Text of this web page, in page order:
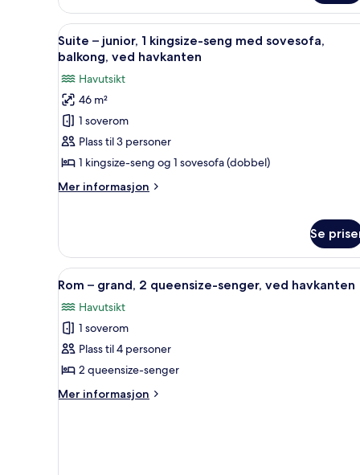
2
queensize-
senger,
balkong,
havutsikt
(View)
Åpne
alle
bildene
av
Suite
–
junior,
1
kingsize-
seng
balkong,
ved
havkanten
Sengetøy av topp kvalitet,
5
Suite – junior, 1 kingsize-seng med sovesofa,
balkong, ved havkanten
Havutsikt
46 m²
1 soverom
Plass til 3 personer
1 kingsize-seng og 1 sovesofa (dobbel)
Mer informasjon
Mer
junior,
1
kingsize-
seng
med
sovesofa,
balkong,
havkanten
Se
Åpne
alle
bildene
av
Rom
–
grand,
2
Rom – grand, 2 queensize-
6
Rom – grand, 2 queensize-senger, ved havkanten
Havutsikt
1 soverom
Plass til 4 personer
2 queensize-senger
Mer informasjon
Mer